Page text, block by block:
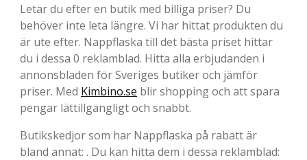
Letar du efter en butik med billiga priser? Du
behöver inte leta längre. Vi har hittat produkten du
är ute efter. Nappflaska till det bästa priset hittar
du i dessa 0 reklamblad. Hitta alla erbjudanden i
annonsbladen för Sveriges butiker och jämför
priser. Med Kimbino.se blir shopping och att spara
pengar lättillgängligt och snabbt.
Butikskedjor som har Nappflaska på rabatt är
bland annat: . Du kan hitta dem i dessa reklamblad: